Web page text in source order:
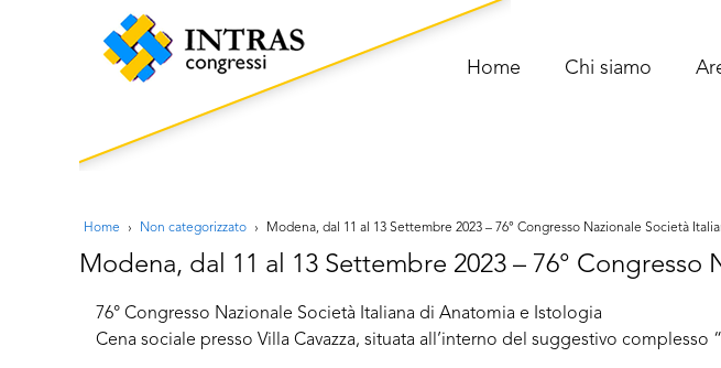
Home Chi siamo
Home › Non categorizzato › Modena, dal 11 al 13 Settembre 2023 – 76° Congresso Nazionale Società
Modena, dal 11 al 13 Settembre 2023 – 76°
76° Congresso Nazionale Società Italiana di Anatomia e Istologia
Cena sociale presso Villa Cavazza, situata all’interno del suggestivo complesso